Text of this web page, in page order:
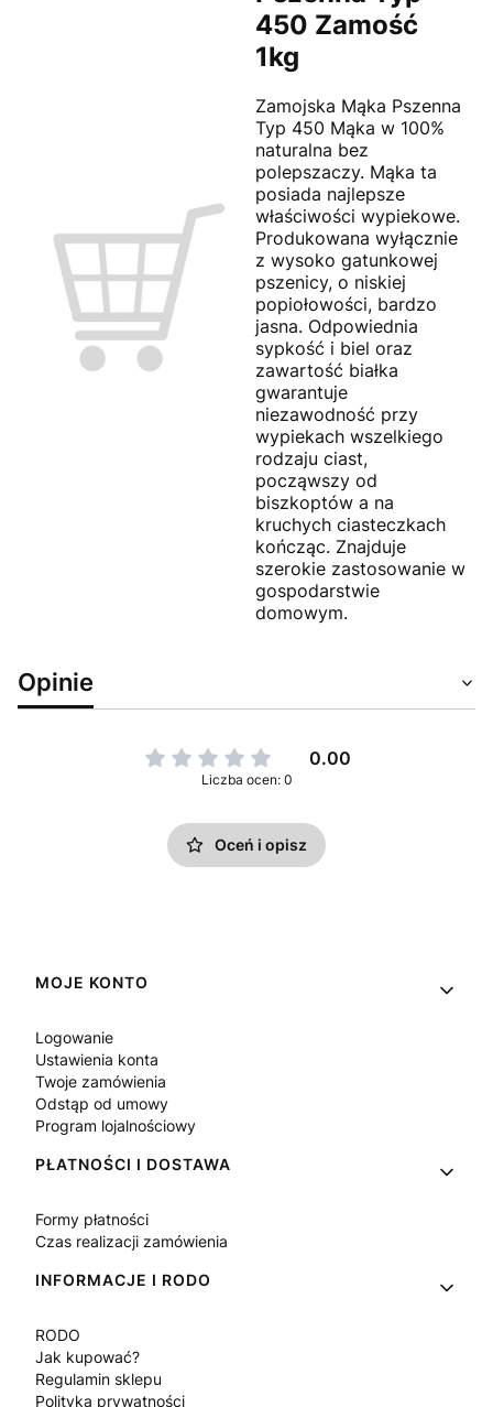
450 Zamość
1kg
Zamojska Mąka Pszenna
Typ 450 Mąka w 100%
naturalna bez
polepszaczy. Mąka ta
posiada najlepsze
właściwości wypiekowe.
Produkowana wyłącznie
z wysoko gatunkowej
pszenicy, o niskiej
popiołowości, bardzo
jasna. Odpowiednia
sypkość i biel oraz
zawartość białka
gwarantuje
niezawodność przy
wypiekach wszelkiego
rodzaju ciast,
począwszy od
biszkoptów a na
kruchych ciasteczkach
kończąc. Znajduje
szerokie zastosowanie w
gospodarstwie
domowym.
Opinie
0.00
Liczba ocen: 0
Oceń i opisz
Linki w stopce
MOJE KONTO
Logowanie
Ustawienia konta
Twoje zamówienia
Odstąp od umowy
Program lojalnościowy
PŁATNOŚCI I DOSTAWA
Formy płatności
Czas realizacji zamówienia
INFORMACJE I RODO
RODO
Jak kupować?
Regulamin sklepu
Polityka prywatności